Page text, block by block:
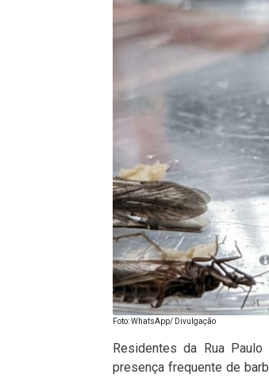
Foto: WhatsApp/ Divulgação
Residentes da Rua
presença frequente de